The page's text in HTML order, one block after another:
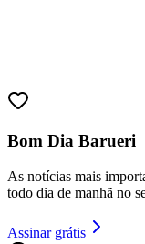
Bom Dia Barueri
As notícias mais
todo dia de manhã no
Assinar grátis